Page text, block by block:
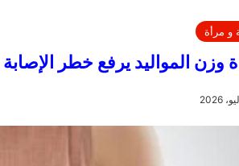
و مرأة
وزن المواليد يرفع خطر